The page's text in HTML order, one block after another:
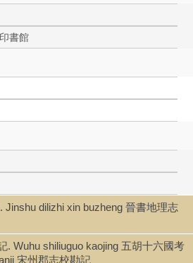
書館
Jinshu dilizhi xin buzheng 晉書地理志
. Wuhu shiliuguo kaojing 五胡十六國考
宋州郡志校勘記